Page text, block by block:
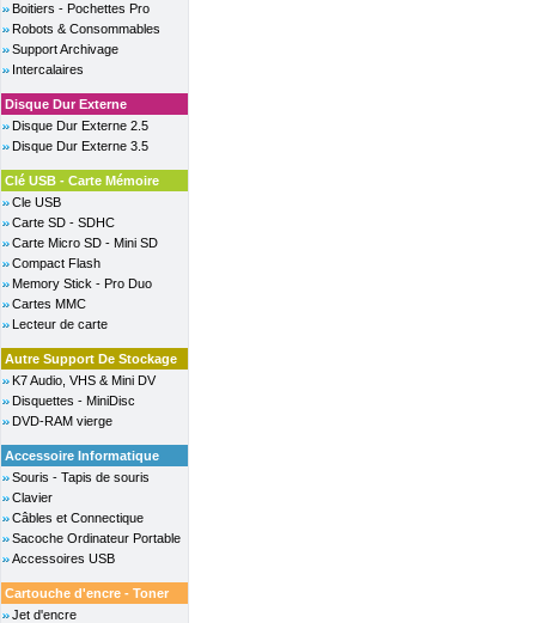
Boitiers - Pochettes Pro
Robots & Consommables
Support Archivage
Intercalaires
Disque Dur Externe
Disque Dur Externe 2.5
Disque Dur Externe 3.5
Clé USB - Carte Mémoire
Cle USB
Carte SD - SDHC
Carte Micro SD - Mini SD
Compact Flash
Memory Stick - Pro Duo
Cartes MMC
Lecteur de carte
Autre Support De Stockage
K7 Audio, VHS & Mini DV
Disquettes - MiniDisc
DVD-RAM vierge
Accessoire Informatique
Souris - Tapis de souris
Clavier
Câbles et Connectique
Sacoche Ordinateur Portable
Accessoires USB
Cartouche d'encre - Toner
Jet d'encre